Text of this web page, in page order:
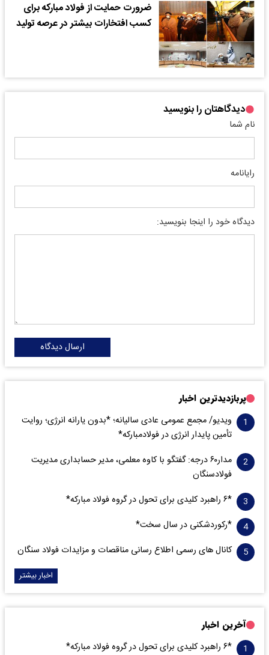
ضرورت حمایت از فولاد مبارکه برای
کسب افتخارات بیشتر در عرصه تولید
دیدگاهتان را بنویسید
نام شما
رایانامه
دیدگاه خود را اینجا بنویسید:
ارسال دیدگاه
پربازدیدترین اخبار
ویدیو/ مجمع عمومی عادی سالیانه؛ *بدون یارانه انرژی؛ روایت
تأمین پایدار انرژی در فولادمبارکه*
مدار‌۶٠ درجه: گفتگو با کاوه معلمی، مدیر حسابداری مدیریت
فولادسنگان
*۶ راهبرد کلیدی برای تحول در گروه فولاد مبارکه*
*رکوردشکنی در سال سخت*
کانال های رسمی اطلاع رسانی مناقصات و مزایدات فولاد سنگان
اخبار بیشتر
آخرین اخبار
*۶ راهبرد کلیدی برای تحول در گروه فولاد مبارکه*